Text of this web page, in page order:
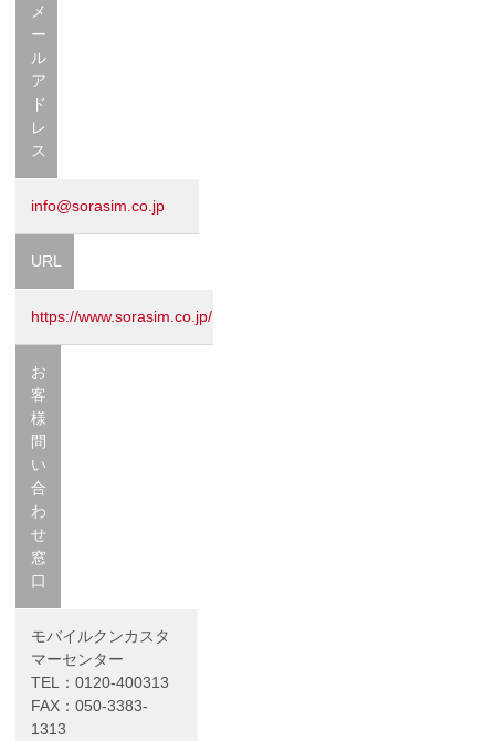
メ
ー
ル
ア
ド
レ
ス
info@sorasim.co.jp
URL
https://www.sorasim.co.jp/
お
客
様
問
い
合
わ
せ
窓
口
モバイルクンカスタ
マーセンター
TEL：0120-400313
FAX：050-3383-
1313